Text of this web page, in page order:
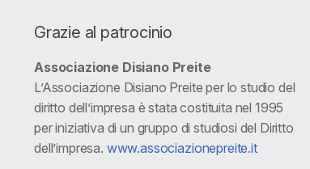
Grazie al patrocinio
Associazione Disiano Preite
L’Associazione Disiano Preite per lo studio del
diritto dell’impresa è stata costituita nel 1995
per iniziativa di un gruppo di studiosi del Diritto
dell’impresa. www.associazionepreite.it